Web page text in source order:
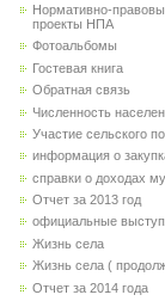
Нормативно-
проекты НПА
Фотоальбомы
Гостевая книга
Обратная связь
Численность
Участие сельского
информация о
справки о доходах
Отчет за 2013 год
официальные
Жизнь села
Жизнь села (
Отчет за 2014 года